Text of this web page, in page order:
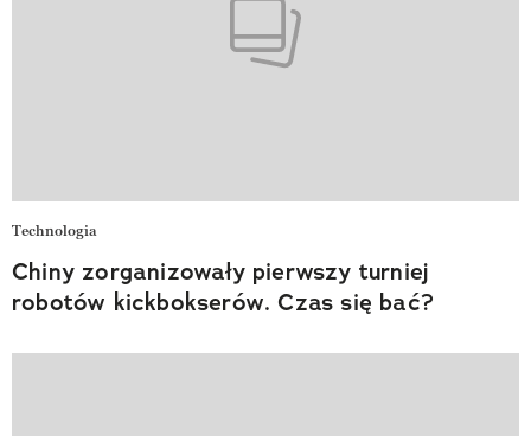
Technologia
Chiny zorganizowały pierwszy turniej
robotów kickbokserów. Czas się bać?